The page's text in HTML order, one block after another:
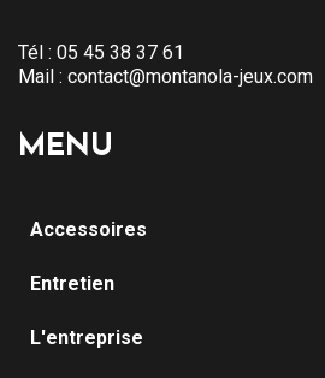
Tél : 05 45 38 37 61
Mail : contact@montanola-jeux.com
MENU
Accessoires
Entretien
L'entreprise